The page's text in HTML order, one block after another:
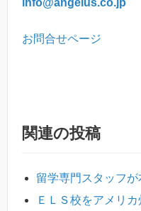
info@angelus.co.jp
お問合せページ
関連の投稿
留学専門スタッフ
ＥＬＳ校をアメリ